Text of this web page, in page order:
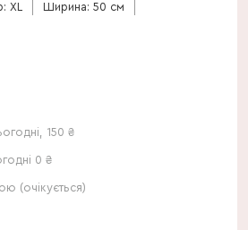
XL Ширина: 50 см
150 ₴
0 ₴
(очікується)